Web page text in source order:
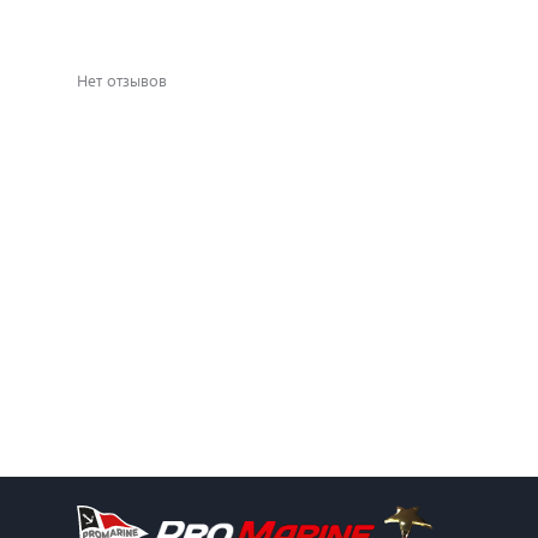
Нет отзывов